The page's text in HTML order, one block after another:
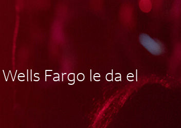
Fargo le da el